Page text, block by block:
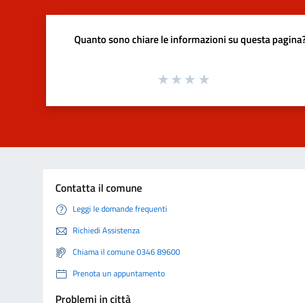
Quanto sono chiare le informazioni su questa
Contatta il comune
Leggi le domande frequenti
Richiedi Assistenza
Chiama il comune 0346 89600
Prenota un appuntamento
Problemi in città